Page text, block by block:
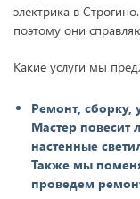
электрика в
поэтому они
Какие услуги мы
Ремонт, сборку,
Мастер повесит
настенные
Также мы
проведем